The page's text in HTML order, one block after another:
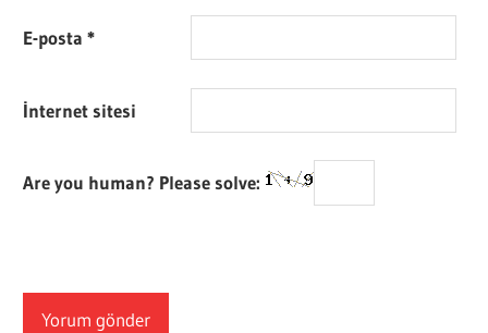
E-posta*
İnternet sitesi
Are you human? Please solve: